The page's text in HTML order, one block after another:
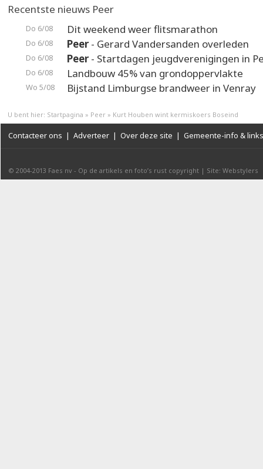
Recentste nieuws Peer
Do 6/08 Dit weekend weer flitsmarathon
Do 6/08 Peer- Gerard Vandersanden overleden
Do 6/08 Peer- Startdagen jeugdverenigingen in
Do 6/08 Landbouw 45% van grondoppervlakte
Wo 5/08 Bijstand Limburgse brandweer in Venray
U bent hier: Startpagina » Peer » Kurt Houben wint kermiskoers Boseind
Contacteer ons | Adverteer | Over deze site | Gemeente-info & links
© 2004-2013 Faes nv - Op de artikels en foto’s rust copyright | Site: Webstylers